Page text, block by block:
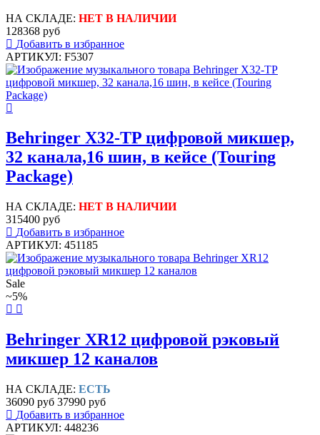
НА СКЛАДЕ: НЕТ В НАЛИЧИИ
128368 руб
Добавить в избранное
АРТИКУЛ: F5307
Behringer X32-TP цифровой микшер,
32 канала,16 шин, в кейсе (Touring
Package)
НА СКЛАДЕ: НЕТ В НАЛИЧИИ
315400 руб
Добавить в избранное
АРТИКУЛ: 451185
Sale
~5%
Behringer XR12 цифровой рэковый
микшер 12 каналов
НА СКЛАДЕ: ЕСТЬ
36090 руб 37990 руб
Добавить в избранное
АРТИКУЛ: 448236